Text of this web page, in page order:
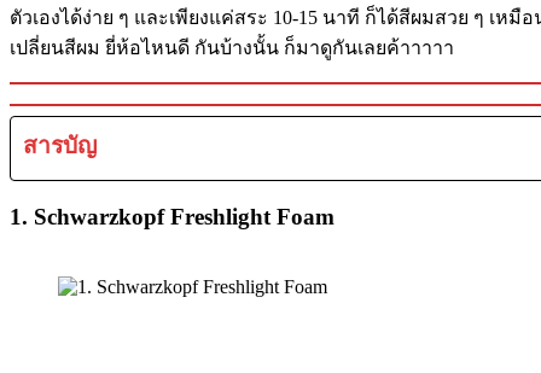
ตัวเองได้ง่าย ๆ และเพียงแค่สระ 10-15 นาที ก็ได้สีผมสวย ๆ เ
เปลี่ยนสีผม ยี่ห้อไหนดี กันบ้างนั้น ก็มาดูกันเลยค้าาาาา
สารบัญ
1. Schwarzkopf Freshlight Foam